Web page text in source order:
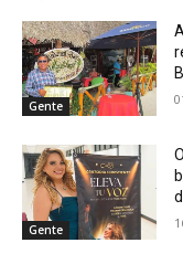
Gente
Gente